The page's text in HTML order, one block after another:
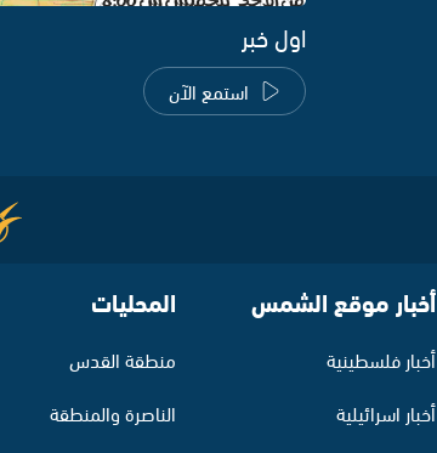
اول خبر
استمع الآن
أخبار موقع الشمس
أخبار فلسطينية
أخبار اسرائيلية
المحليات
منطقة القدس
الناصرة والمنطقة